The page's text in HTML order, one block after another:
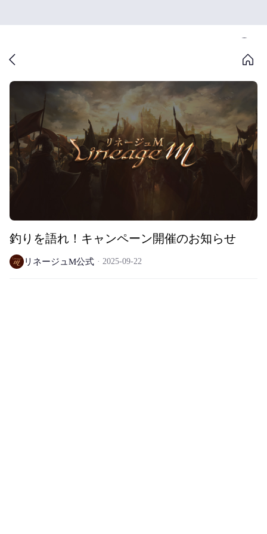
釣りを語れ！キャンペーン開催のお知らせ
リネージュM公式 2025-09-22